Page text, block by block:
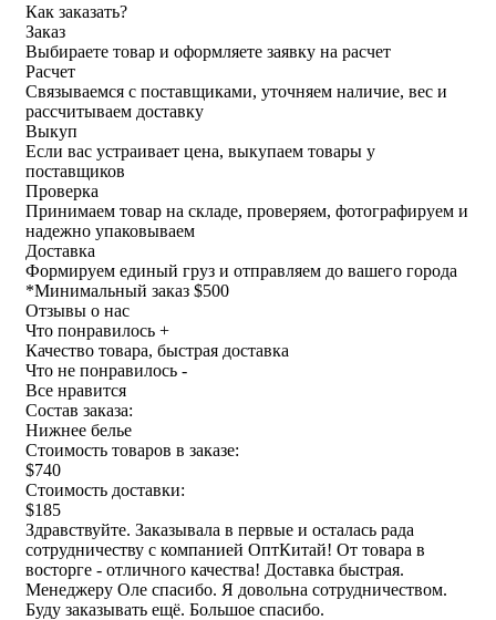
Как заказать?
Заказ
Выбираете товар и оформляете заявку на расчет
Расчет
Связываемся с поставщиками, уточняем наличие, вес и
рассчитываем доставку
Выкуп
Если вас устраивает цена, выкупаем товары у
поставщиков
Проверка
Принимаем товар на складе, проверяем, фотографируем и
надежно упаковываем
Доставка
Формируем единый груз и отправляем до вашего города
*Минимальный заказ $500
Отзывы о нас
Что понравилось +
Качество товара, быстрая доставка
Что не понравилось -
Все нравится
Состав заказа:
Нижнее белье
Стоимость товаров в заказе:
$740
Стоимость доставки:
$185
Здравствуйте. Заказывала в первые и осталась рада
сотрудничеству с компанией ОптКитай! От товара в
восторге - отличного качества! Доставка быстрая.
Менеджеру Оле спасибо. Я довольна сотрудничеством.
Буду заказывать ещё. Большое спасибо.